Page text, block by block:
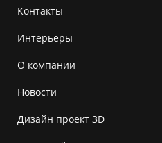
Контакты
Интерьеры
О компании
Новости
Дизайн проект 3D